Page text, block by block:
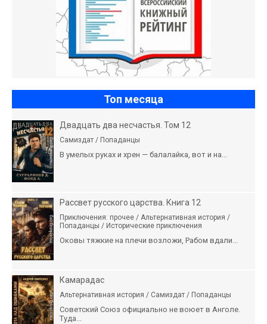
Топ месяца
Двадцать два несчастья. Том 12
Самиздат / Попаданцы
В умелых руках и хрен — балалайка, вот и на...
Рассвет русского царства. Книга 12
Приключения: прочее / Альтернативная история /
Попаданцы / Исторические приключения
Оковы тяжкие на плечи возложи, Рабом вдали...
Камарадас
Альтернативная история / Самиздат / Попаданцы
Советский Союз официально не воюет в Анголе.
Туда...